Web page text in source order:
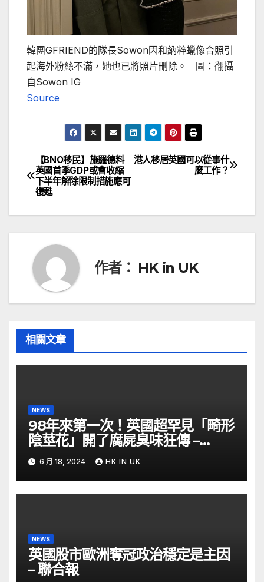
韓團GFRIEND的隊長Sowon因和納粹蠟像合照引
起海外粉絲不滿，她也已將照片刪除。 圖：翻攝
自Sowon IG
Source
文
章
導
港人移居英國可以從事什
麼工作？
【BNO移民】施羅德料
英國首季GDP或會收縮
下半年解除限制措施應可
復甦
作者： HK in UK
相關文章
NEWS
98年來第一次！英國超罕見「畸形
陰莖花」開了腐屍臭味狂傳 –
ETtoday
6 月 18, 2024 HK IN UK
NEWS
英國股市歐洲奪冠政治穩定是主因
– 聯合報